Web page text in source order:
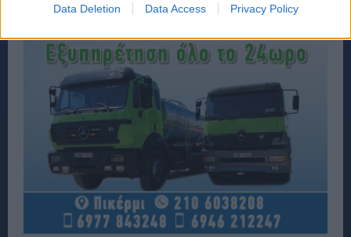
Data Deletion Data Access Privacy Policy